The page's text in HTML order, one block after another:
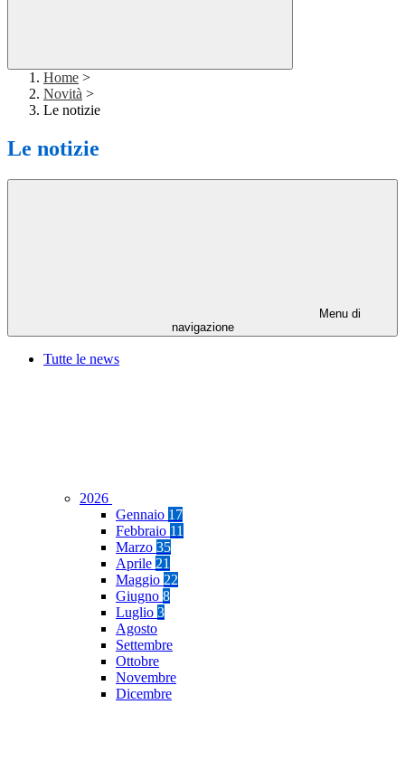
Home >
Novità >
Le notizie
Le notizie
Menu di
navigazione
Tutte le news
2026
Gennaio 17
Febbraio 11
Marzo 35
Aprile 21
Maggio 22
Giugno 8
Luglio 3
Agosto
Settembre
Ottobre
Novembre
Dicembre